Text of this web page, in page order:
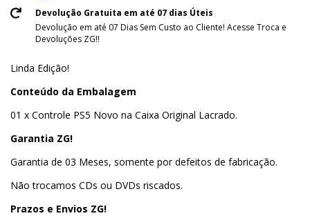
Devolução Gratuita em até 07 dias Úteis
Devolução em até 07 Dias Sem Custo ao Cliente! Acesse Troca e
Devoluções ZG!!
Linda Edição!
Conteúdo da Embalagem
01 x Controle PS5 Novo na Caixa Original Lacrado.
Garantia ZG!
Garantia de 03 Meses, somente por defeitos de fabricação.
Não trocamos CDs ou DVDs riscados.
Prazos e Envios ZG!